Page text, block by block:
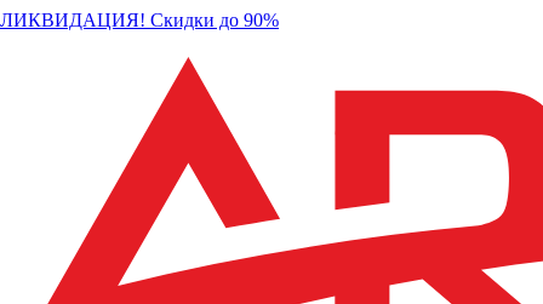
ЛИКВИДАЦИЯ! Скидки до 90%